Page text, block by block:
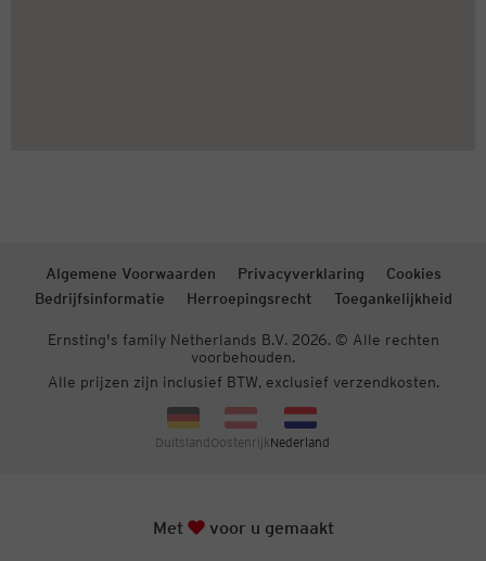
Algemene Voorwaarden Privacyverklaring
Cookies
Bedrijfsinformatie
Herroepingsrecht Toegankelijkheid
Ernsting's family Netherlands B.V. 2026. © Alle rechten
voorbehouden.
Alle prijzen zijn inclusief BTW, exclusief verzendkosten.
DuitslandOostenrijkNederland
Met hartvoor u gemaakt